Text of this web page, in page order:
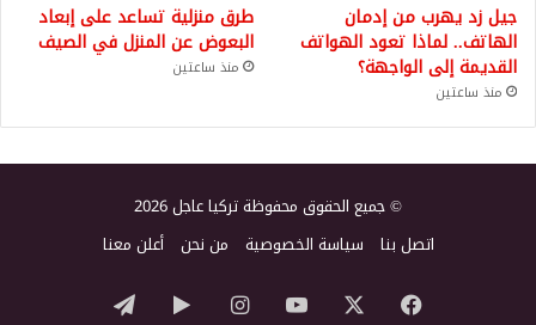
جيل زد يهرب من إدمان
الهاتف.. لماذا تعود الهواتف
القديمة إلى الواجهة؟
منذ ساعتين
طرق منزلية تساعد على إبعاد
البعوض عن المنزل في الصيف
منذ ساعتين
© جميع الحقوق محفوظة تركيا عاجل 2026
اتصل بنا سياسة الخصوصية من نحن أعلن معنا
فيسبوك ‫YouTubeانستقرام‏Googleتيلقرام